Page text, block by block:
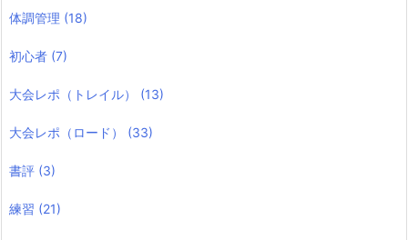
体調管理 (18)
初心者 (7)
大会レポ（トレイル） (13)
大会レポ（ロード） (33)
書評 (3)
練習 (21)